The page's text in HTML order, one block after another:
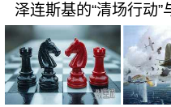
泽连斯基的“清场行动”